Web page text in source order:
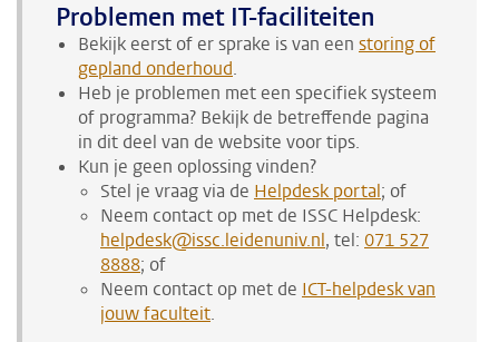
Problemen met IT-faciliteiten
Bekijk eerst of er sprake is van een storing of
gepland onderhoud.
Heb je problemen met een specifiek systeem
of programma? Bekijk de betreffende pagina
in dit deel van de website voor tips.
Kun je geen oplossing vinden?
Stel je vraag via de Helpdesk portal; of
Neem contact op met de ISSC Helpdesk:
helpdesk@issc.leidenuniv.nl, tel: 071 527
8888; of
Neem contact op met de ICT-helpdesk van
jouw faculteit.